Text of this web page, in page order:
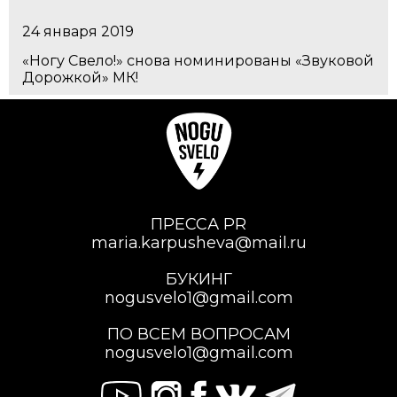
24 января 2019
«Ногу Свело!» снова номинированы «Звуковой
Дорожкой» МК!
ПРЕССА PR
maria.karpusheva@mail.ru
БУКИНГ
nogusvelo1@gmail.com
ПО ВСЕМ ВОПРОСАМ
nogusvelo1@gmail.com